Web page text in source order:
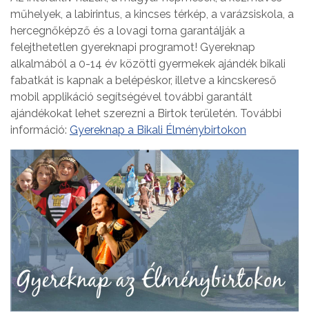
műhelyek, a labirintus, a kincses térkép, a varázsiskola, a
hercegnőképző és a lovagi torna garantálják a
felejthetetlen gyereknapi programot! Gyereknap
alkalmából a 0-14 év közötti gyermekek ajándék bikali
fabatkát is kapnak a belépéskor, illetve a kincskereső
mobil applikáció segítségével további garantált
ajándékokat lehet szerezni a Birtok területén. További
információ: Gyereknap a Bikali Élménybirtokon